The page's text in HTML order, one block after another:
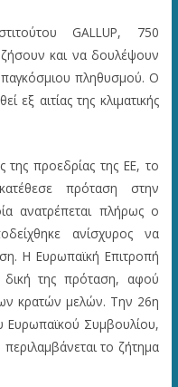
GALLUP, 750
και να δουλέψουν
πληθυσμού. Ο
εξ αιτίας της κλιματικής
προεδρίας της ΕΕ, το
πρόταση στην
ανατρέπεται πλήρως ο
ανίσχυρος να
Η Ευρωπαϊκή Επιτροπή
δική της πρόταση, αφού
κρατών μελών. Την 26η
Ευρωπαϊκού Συμβουλίου,
το ζήτημα